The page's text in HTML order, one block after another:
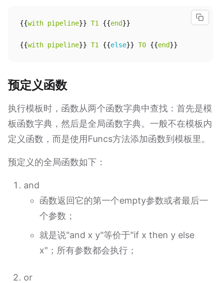
{{with pipeline}} T1 {{end}}
{{with pipeline}} T1 {{else}} T0 {{end}}
预定义函数
执行模板时，函数从两个函数字典中查找：首先是模
板函数字典，然后是全局函数字典。一般不在模板内
定义函数，而是使用Funcs方法添加函数到模板里。
预定义的全局函数如下：
and
函数返回它的第一个empty参数或者最后一
个参数；
就是说"and x y"等价于"if x then y else
x"；所有参数都会执行；
or